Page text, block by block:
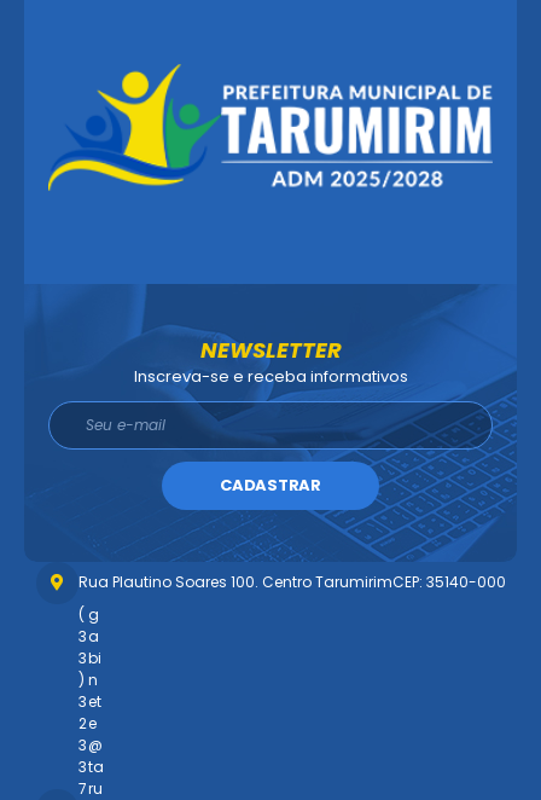
Rua Plautino Soares 100. Centro TarumirimCEP: 35140-000
(
3
3
)
3
2
3
3
7
g
a
bi
n
et
e
@
ta
ru
NEWSLETTER
Inscreva-se e receba informativos
CADASTRAR